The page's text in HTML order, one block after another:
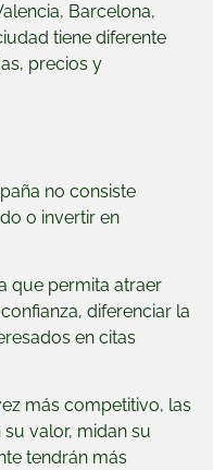
Barcelona,
tiene diferente
precios y
no consiste
o invertir en
que permita atraer
diferenciar la
en citas
más competitivo, las
valor, midan su
tendrán más